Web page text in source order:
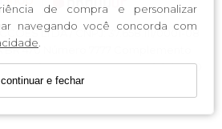
de compra e personalizar
navegando você concorda com
continuar e fechar
LTDA / CNPJ: 37.658.111/0001-08
470 Número 7777 Complemento
300 Bairro CANTA GALO Município RIO
DO SUL UF SC